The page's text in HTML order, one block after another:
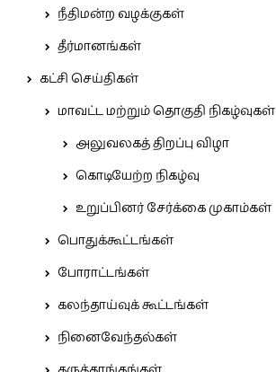
நீதிமன்ற வழக்குகள்
தீர்மானங்கள்
கட்சி செய்திகள்
மாவட்ட மற்றும் தொகுதி நிகழ்வுகள்
அலுவலகத் திறப்பு விழா
கொடியேற்ற நிகழ்வு
உறுப்பினர் சேர்க்கை முகாம்கள்
பொதுக்கூட்டங்கள்
போராட்டங்கள்
கலந்தாய்வுக் கூட்டங்கள்
நினைவேந்தல்கள்